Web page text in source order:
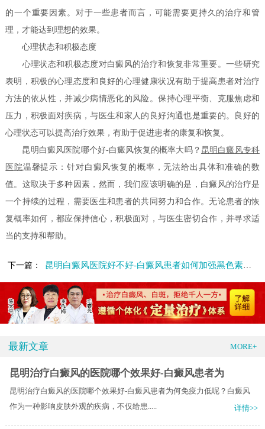
的一个重要因素。对于一些患者而言，可能需要更持久的治疗和管
理，才能达到理想的效果。
心理状态和积极态度
心理状态和积极态度对白癜风的治疗和恢复非常重要。一些研究
表明，积极的心理态度和良好的心理健康状况有助于提高患者对治疗
方法的依从性，并减少病情恶化的风险。保持心理平衡、克服焦虑和
压力，积极面对疾病，与医生和家人的良好沟通也是重要的。良好的
心理状态可以提高治疗效果，有助于促进患者的康复和恢复。
昆明白癜风医院哪个好-白癜风恢复的概率大吗？ 昆明白癜风专科
医院温馨提示：针对白癜风恢复的概率，无法给出具体和准确的数
值。这取决于多种因素，然而，我们应该明确的是，白癜风的治疗是
一个持续的过程，需要医生和患者的共同努力和合作。无论患者的恢
复概率如何，都应保持信心，积极面对，与医生密切合作，并寻求适
当的支持和帮助。
下一篇： 昆明白癜风医院好不好-白癜风患者如何加强黑色素合成
最新文章 MORE+
昆明治疗白癜风的医院哪个效果好-白癜风患者为
昆明治疗白癜风的医院哪个效果好-白癜风患者为何免疫力低呢？白癜风
作为一种影响皮肤外观的疾病，不仅给患.....
详情>>